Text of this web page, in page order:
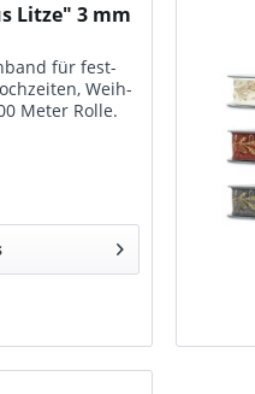
Litze" 3 mm
für fest­
Weih­
Meter Rolle.